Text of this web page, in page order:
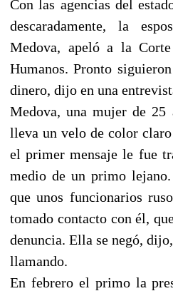
Con las agencias del
descaradamente, la
Medova, apeló a la
Humanos. Pronto
dinero, dijo en una
Medova, una mujer de 25
lleva un velo de color
el primer mensaje le fue
medio de un primo
que unos funcionarios
tomado contacto con él,
denuncia. Ella se negó,
llamando.
En febrero el primo la